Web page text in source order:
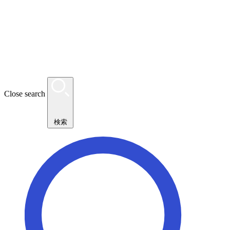
Close search
検索